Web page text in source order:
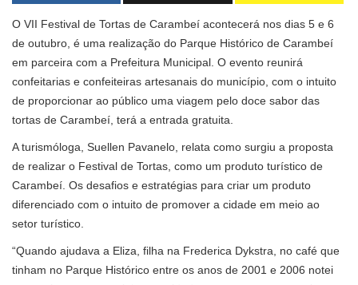
O VII Festival de Tortas de Carambeí acontecerá nos dias 5 e 6
de outubro, é uma realização do Parque Histórico de Carambeí
em parceira com a Prefeitura Municipal. O evento reunirá
confeitarias e confeiteiras artesanais do município, com o intuito
de proporcionar ao público uma viagem pelo doce sabor das
tortas de Carambeí, terá a entrada gratuita.
A turismóloga, Suellen Pavanelo, relata como surgiu a proposta
de realizar o Festival de Tortas, como um produto turístico de
Carambeí. Os desafios e estratégias para criar um produto
diferenciado com o intuito de promover a cidade em meio ao
setor turístico.
“Quando ajudava a Eliza, filha na Frederica Dykstra, no café que
tinham no Parque Histórico entre os anos de 2001 e 2006 notei